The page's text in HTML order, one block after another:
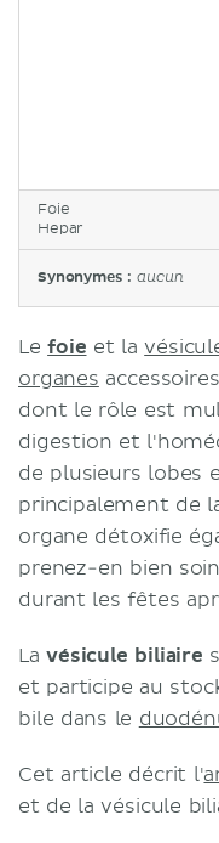
Foie
Hepar
Synonymes :aucun
Lefoie et la
organes
dont le rôle est
digestion et
de plusieurs lobes
principalement de
organe détoxifie
prenez-en bien
durant les fêtes
Lavésicule biliaire
et participe au
bile dans le
Cet article décrit l'
et de la vésicule